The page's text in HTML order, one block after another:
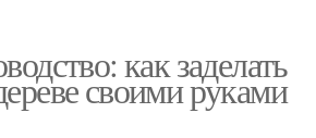
как заделать
своими руками